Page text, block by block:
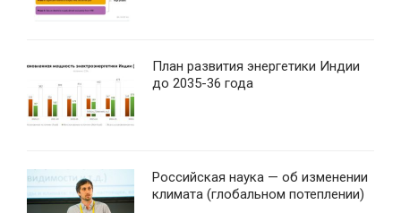
План развития энергетики Индии
до 2035-36 года
Российская наука — об изменении
климата (глобальном потеплении)